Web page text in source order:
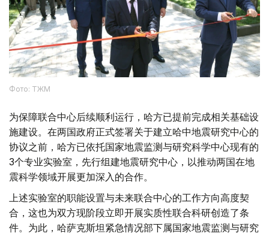
Фото: ТЖМ
为保障联合中心后续顺利运行，哈方已提前完成相关基础设
施建设。在两国政府正式签署关于建立哈中地震研究中心的
协议之前，哈方已依托国家地震监测与研究科学中心现有的
3个专业实验室，先行组建地震研究中心，以推动两国在地
震科学领域开展更加深入的合作。
上述实验室的职能设置与未来联合中心的工作方向高度契
合，这也为双方现阶段立即开展实质性联合科研创造了条
件。为此，哈萨克斯坦紧急情况部下属国家地震监测与研究